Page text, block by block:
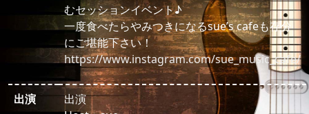
むセッションイベント♪
一度食べたらやみつきになるsue’s cafeも存分
にご堪能下さい！
https://www.instagram.com/sue_music_cafe/
出演
出演